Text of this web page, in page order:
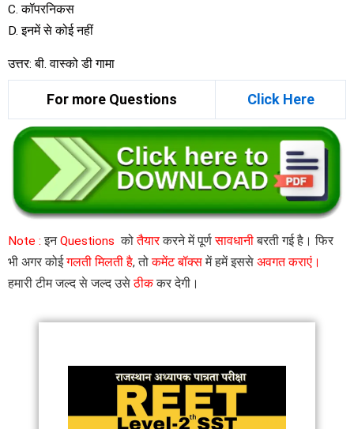
C. कॉपरनिकस
D. इनमें से कोई नहीं
उत्तर: बी. वास्को डी गामा
For more Questions Click Here
Note : इनQuestions कोतैयारकरने में पूर्णसावधानीबरती गई है। फिर
भी अगर कोईगलती मिलती है, तोकमेंट बॉक्समें हमें इससे अवगत कराएं।
हमारी टीम जल्द से जल्द उसेठीककर देगी।